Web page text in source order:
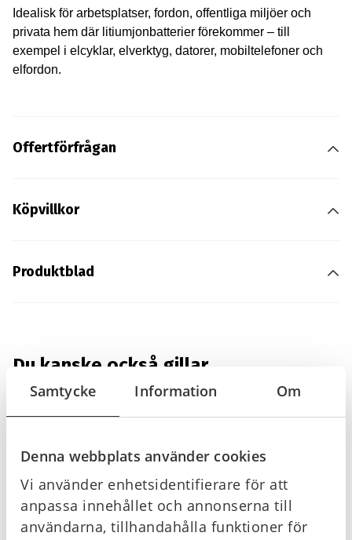
Samtycke Information Om
Denna webbplats använder cookies
Vi använder enhetsidentifierare för att
anpassa innehållet och annonserna till
användarna, tillhandahålla funktioner för
Idealisk för arbetsplatser, fordon, offentliga miljöer och
privata hem där litiumjonbatterier förekommer – till
exempel i elcyklar, elverktyg, datorer, mobiltelefoner och
elfordon.
Offertförfrågan
Köpvillkor
Produktblad
Du kanske också gillar …